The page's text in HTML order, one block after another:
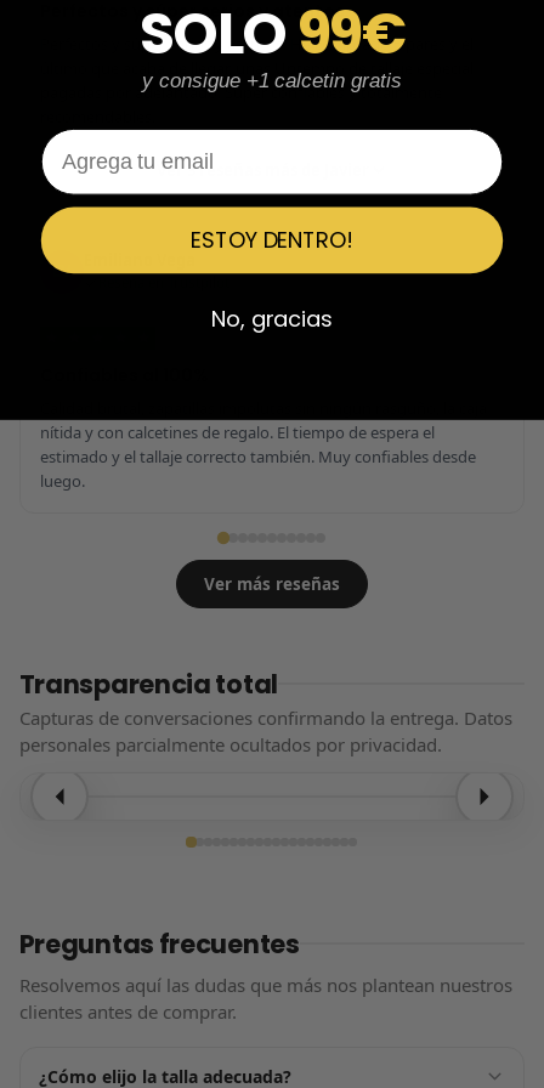
Perfectos y súper serios y atentos
Perfectos y súper serios y atentos. He comprado 5 pares y el
pagadas por adelantado. Súper confiables y totalmente
Ver 3 reseñas más de Javier
EV
nítida y con calcetines de regalo. El tiempo de espera el
estimado y el tallaje correcto también. Muy confiables desde
luego.
Ver más reseñas
Transparencia total
Capturas de conversaciones confirmando la entrega. Datos
personales parcialmente ocultados por privacidad.
Preguntas frecuentes
Resolvemos aquí las dudas que más nos plantean nuestros
clientes antes de comprar.
¿Cómo elijo la talla adecuada?
SOLO99€
y consigue +1 calcetin gratis
Email
ESTOY DENTRO!
No, gracias